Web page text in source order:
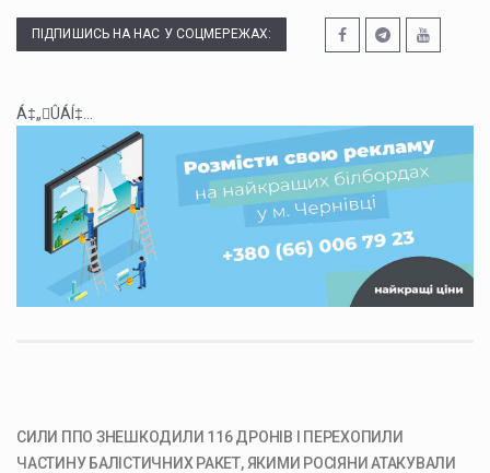
ПІДПИШИСЬ НА НАС У СОЦМЕРЕЖАХ:
Á‡„ÛÁÍ‡...
СИЛИ ППО ЗНЕШКОДИЛИ 116 ДРОНІВ І ПЕРЕХОПИЛИ
ЧАСТИНУ БАЛІСТИЧНИХ РАКЕТ, ЯКИМИ РОСІЯНИ АТАКУВАЛИ